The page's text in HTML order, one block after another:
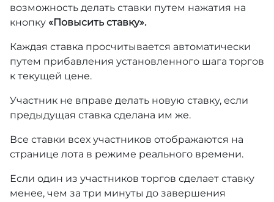
возможность делать ставки путем нажатия на
кнопку «Повысить ставку».
Каждая ставка просчитывается автоматически
путем прибавления установленного шага торгов
к текущей цене.
Участник не вправе делать новую ставку, если
предыдущая ставка сделана им же.
Все ставки всех участников отображаются на
странице лота в режиме реального времени.
Если один из участников торгов сделает ставку
менее, чем за три минуты до завершения